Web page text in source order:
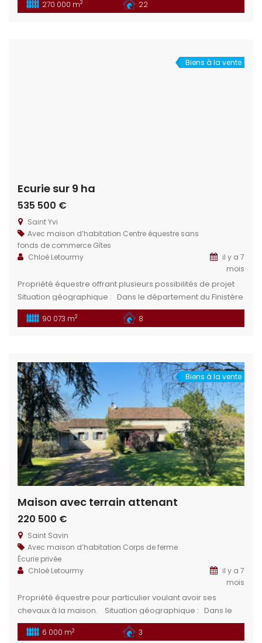
Situation géographique : Idéalement situé dans le
270 000 m2 22
Biens à la vente
Ecurie sur 9 ha
535 500 €
Saint Yvi
Avec maison d’habitation Centre équestre sans
fonds de commerce Gîtes
Chloé Letourmy
il y a 7
mois
Propriété équestre offrant plusieurs possibilités de projet
Situation géographique : Dans le département du Finistère
(29), en région Bretagne, France, se trouve le charmant
village de Saint-Yvi. Quimper : à environ 13 km, préfecture
90 073 m2 8
Biens à la vente
Maison avec terrain attenant
220 500 €
Saint Savin
Avec maison d’habitation Corps de ferme
Écurie privée
Chloé Letourmy
il y a 7
mois
Propriété équestre pour particulier voulant avoir ses
chevaux à la maison. Situation géographique : Dans le
département de la Vienne (86), en région Nouvelle-
Aquitaine, France se trouve le charmant village de Saint-
6 000 m2 3